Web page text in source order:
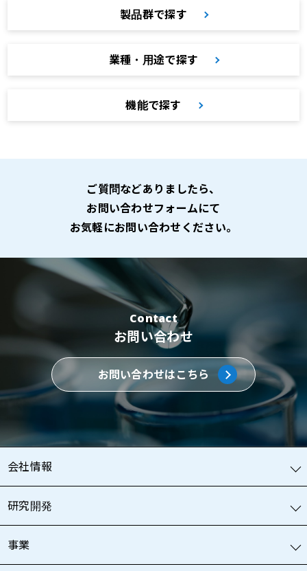
製品群で探す
業種・用途で探す
機能で探す
ご質問などありましたら、
お問い合わせフォームにて
お気軽にお問い合わせください。
Contact
お問い合わせ
お問い合わせはこちら
会社情報
研究開発
事業